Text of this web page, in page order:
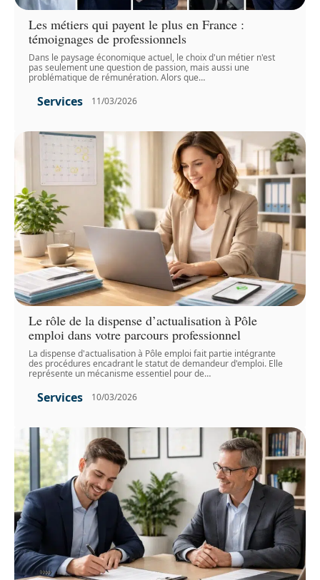
Les métiers qui payent le plus en France :
témoignages de professionnels
Dans le paysage économique actuel, le choix d'un métier n'est
pas seulement une question de passion, mais aussi une
problématique de rémunération. Alors que…
Services 11/03/2026
Le rôle de la dispense d’actualisation à Pôle
emploi dans votre parcours professionnel
La dispense d'actualisation à Pôle emploi fait partie intégrante
des procédures encadrant le statut de demandeur d'emploi. Elle
représente un mécanisme essentiel pour de…
Services 10/03/2026